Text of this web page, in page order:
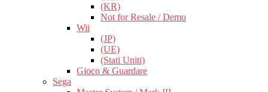
(KR)
Not for Resale / Demo
Wii
(JP)
(UE)
(Stati Uniti)
Gioco & Guardare
Sega